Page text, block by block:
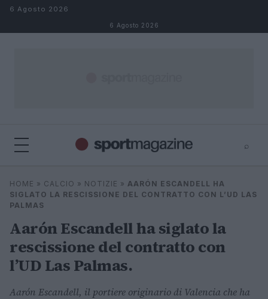
Salta al contenuto
6 Agosto 2026
6 Agosto 2026
⌕
Cerca
HOME » CALCIO » NOTIZIE » AARÓN ESCANDELL HA
SIGLATO LA RESCISSIONE DEL CONTRATTO CON L’UD LAS
PALMAS
Aarón Escandell ha siglato la
rescissione del contratto con
l’UD Las Palmas.
Aarón Escandell, il portiere originario di Valencia che ha